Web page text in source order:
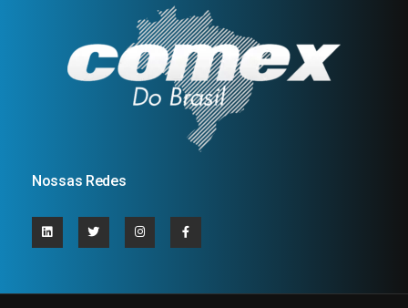
Nossas Redes